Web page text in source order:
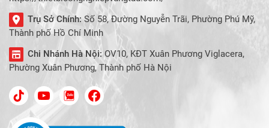
Trụ Sở Chính: Số 58, Đường Nguyễn Trãi, Phường Phú Mỹ,
Thành phố Hồ Chí Minh
Chi Nhánh Hà Nội:OV10, KĐT Xuân Phương Viglacera,
Phường Xuân Phương, Thành phố Hà Nội